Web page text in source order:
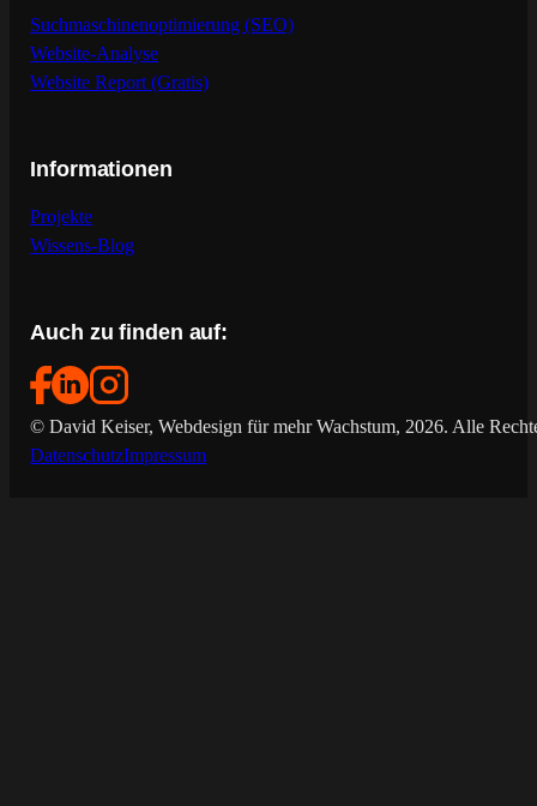
Suchmaschinenoptimierung (SEO)
Website-Analyse
Website Report (Gratis)
Informationen
Projekte
Wissens-Blog
Auch zu finden auf:
© David Keiser, Webdesign für mehr Wachstum, 2026. Alle
DatenschutzImpressum